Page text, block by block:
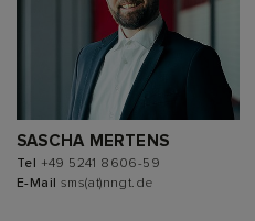
SASCHA MERTENS
Tel +49 5241 8606-59
E-Mail sms(at)nngt.de